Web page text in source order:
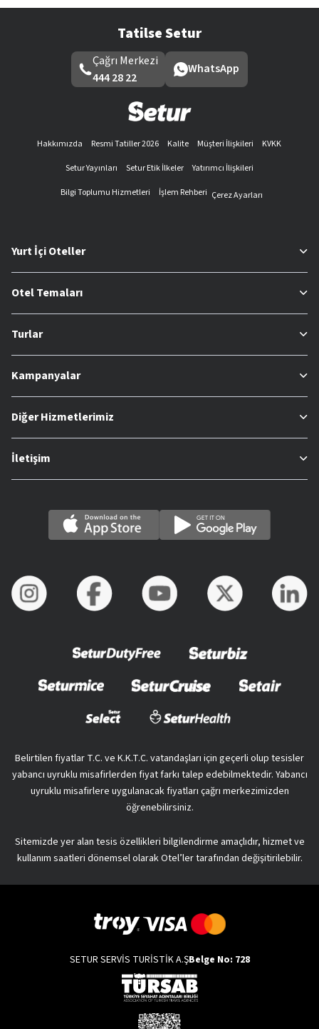
Tatilse Setur
Çağrı Merkezi
444 28 22
WhatsApp
Hakkımızda Resmi Tatiller 2026 Kalite Müşteri İlişkileri
KVKK
Setur Yayınları
Setur Etik İlkeler
Yatırımcı İlişkileri
Bilgi Toplumu Hizmetleri
İşlem Rehberi Çerez Ayarları
Yurt İçi Oteller
Otel Temaları
Turlar
Kampanyalar
Diğer Hizmetlerimiz
İletişim
Belirtilen fiyatlar T.C. ve K.K.T.C. vatandaşları için geçerli olup tesisler
yabancı uyruklu misafirlerden fiyat farkı talep edebilmektedir. Yabancı
uyruklu misafirlere uygulanacak fiyatları çağrı merkezimizden
öğrenebilirsiniz.
Sitemizde yer alan tesis özellikleri bilgilendirme amaçlıdır, hizmet ve
kullanım saatleri dönemsel olarak Otel’ler tarafından değişitirilebilir.
SETUR SERVİS TURİSTİK A.ŞBelge No: 728